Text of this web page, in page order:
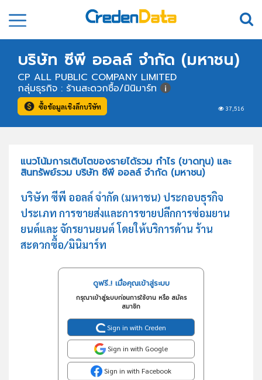
บริษัท ซีพี ออลล์ จำกัด (มหาชน)
CP ALL PUBLIC COMPANY LIMITED
37,516
กลุ่มธุรกิจ : ร้านสะดวกซื้อ/มินิมาร์ท
ซื้อข้อมูลเชิงลึกบริษัท
แนวโน้มการเติบโตของรายได้รวม กำไร (ขาดทุน) และ
สินทรัพย์รวม บริษัท ซีพี ออลล์ จำกัด (มหาชน)
บริษัท ซีพี ออลล์ จำกัด (มหาชน) ประกอบธุรกิจ
ประเภท การขายส่งและการขายปลีกการซ่อมยาน
ยนต์และ จักรยานยนต์ โดยให้บริการด้าน ร้าน
สะดวกซื้อ/มินิมาร์ท
ดูฟรี..! เมื่อคุณเข้าสู่ระบบ
กรุณาเข้าสู่ระบบก่อนการใช้งาน หรือ สมัคร
สมาชิก
Sign in with Creden
Sign in with Google
Sign in with Facebook